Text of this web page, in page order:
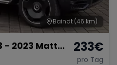
Baindt (46 km)
- 2023 Matt
233€
pro Tag